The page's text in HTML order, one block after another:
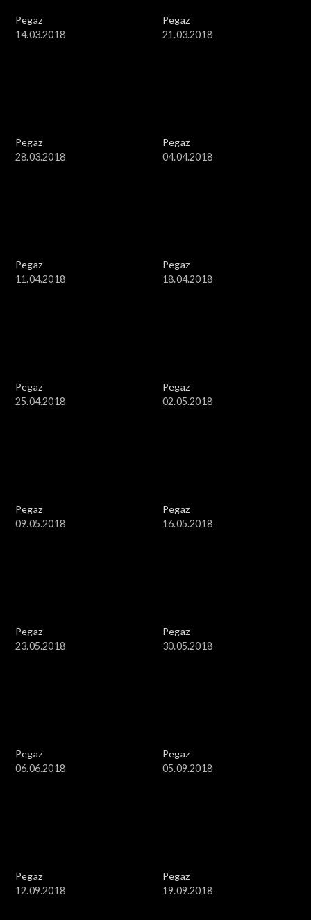
Pegaz
14.03.2018
Pegaz
21.03.2018
Pegaz
28.03.2018
Pegaz
04.04.2018
Pegaz
11.04.2018
Pegaz
18.04.2018
Pegaz
25.04.2018
Pegaz
02.05.2018
Pegaz
09.05.2018
Pegaz
16.05.2018
Pegaz
23.05.2018
Pegaz
30.05.2018
Pegaz
06.06.2018
Pegaz
05.09.2018
Pegaz
12.09.2018
Pegaz
19.09.2018